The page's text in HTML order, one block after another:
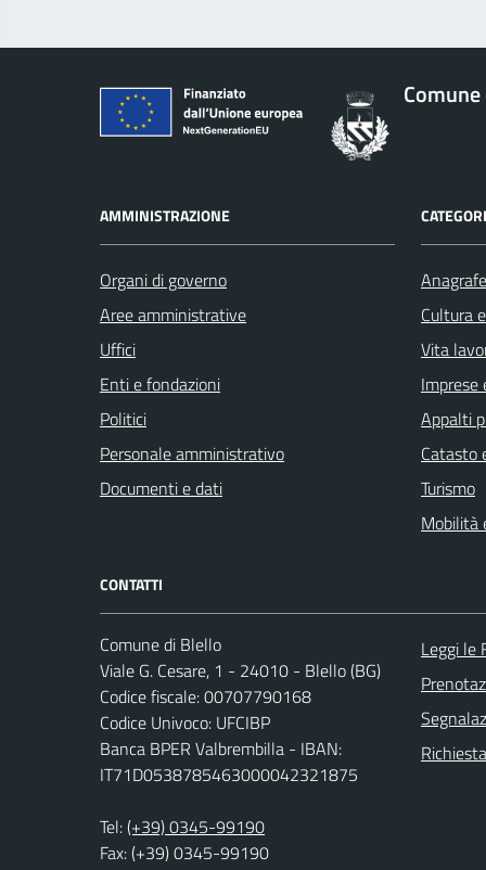
AMMINISTRAZIONE
Organi di governo
Aree amministrative
Uffici
Enti e fondazioni
Politici
Personale amministrativo
Documenti e dati
Cultura
Vita
Imprese
Appalti
Catasto
Turismo
Mobilità
CONTATTI
Comune di Blello
Viale G. Cesare, 1 - 24010 - Blello (BG)
Codice fiscale: 00707790168
Codice Univoco: UFCIBP
Banca BPER Valbrembilla - IBAN:
IT71D0538785463000042321875
Tel:(+39) 0345-99190
Fax: (+39) 0345-99190
Leggi le